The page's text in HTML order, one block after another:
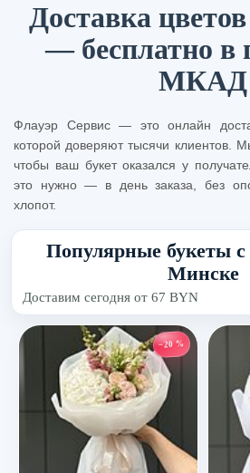
Доставка
— бесплатно в
МКАД
Флауэр Сервис — это онлайн
которой доверяют тысячи клиентов.
чтобы ваш букет оказался у
это нужно — в день заказа, без
хлопот.
Популярные букеты с
Минске
Доставим сегодня от 67 BYN
−20 %